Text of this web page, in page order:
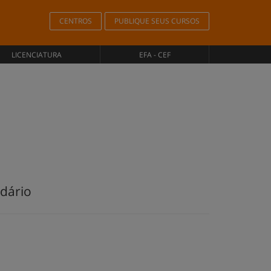
CENTROS PUBLIQUE SEUS CURSOS
LICENCIATURA EFA - CEF